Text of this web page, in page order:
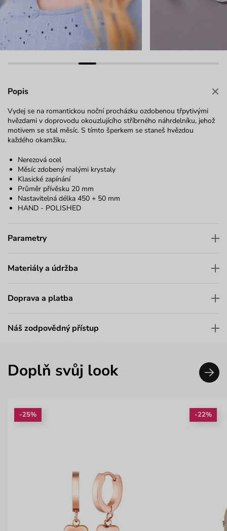
Popis
Vydej se na romantickou noční procházku ozdobenou třpytivými
hvězdami v doprovodu okouzlujícího stříbrného náhrdelníku, jehož
motivem se stal měsíc. S tímto šperkem se staneš hvězdou
každého okamžiku.
Nerezová ocel
Měsíc zdobený malými krystaly
Klasické zapínání
Průměr přívěsku 20 mm
Nastavitelná délka 450 + 50 mm
HAND - POLISHED
Parametry
Materiály a údržba
Doprava a platba
Náš zodpovědný přístup
Doplň svůj look
-25% -22%